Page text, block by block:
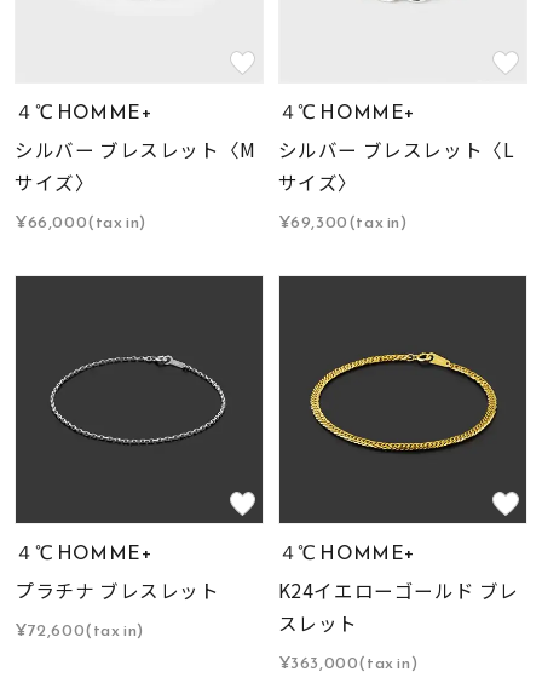
４℃ HOMME+
シルバー ブレスレット〈M
サイズ〉
¥66,000(tax in)
４℃ HOMME+
シルバー ブレスレット〈L
サイズ〉
¥69,300(tax in)
４℃ HOMME+
プラチナ ブレスレット
¥72,600(tax in)
４℃ HOMME+
K24イエローゴールド ブレ
スレット
¥363,000(tax in)